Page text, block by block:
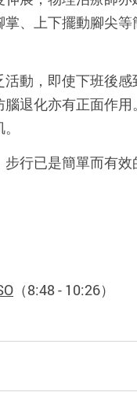
、上下擺動腳尖
動，即使下班後
退化亦有正面作
行已是簡單而有
（8:48 - 10:26）